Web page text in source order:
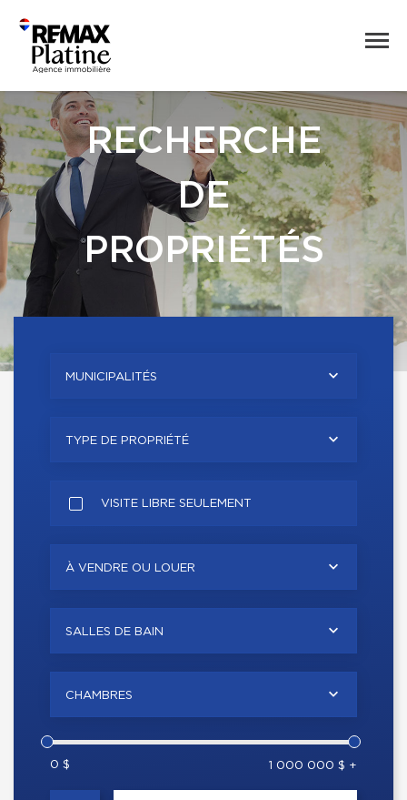
RECHERCHE
DE
PROPRIÉTÉS
MUNICIPALITÉS
TYPE DE PROPRIÉTÉ
VISITE LIBRE SEULEMENT
À VENDRE OU LOUER
SALLES DE BAIN
CHAMBRES
0 $ 1 000 000 $ +